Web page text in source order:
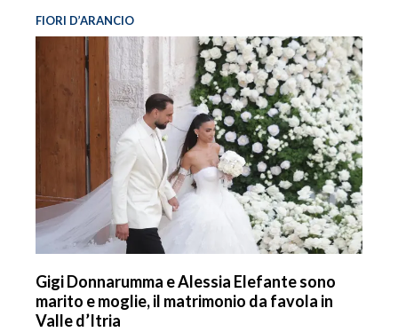
FIORI D’ARANCIO
Gigi Donnarumma e Alessia Elefante sono
marito e moglie, il matrimonio da favola in
Valle d’Itria